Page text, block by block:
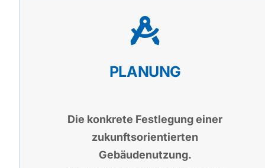
PLANUNG
Die konkrete Festlegung einer
zukunftsorientierten
Gebäudenutzung.